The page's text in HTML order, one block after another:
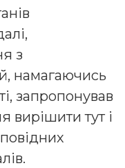
з
намагаючись
запропонував
вирішити тут і